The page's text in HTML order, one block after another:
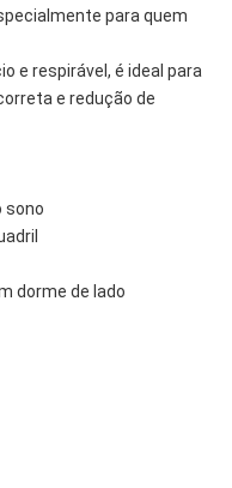
para quem
e respirável, é ideal para
e redução de
sono
dorme de lado